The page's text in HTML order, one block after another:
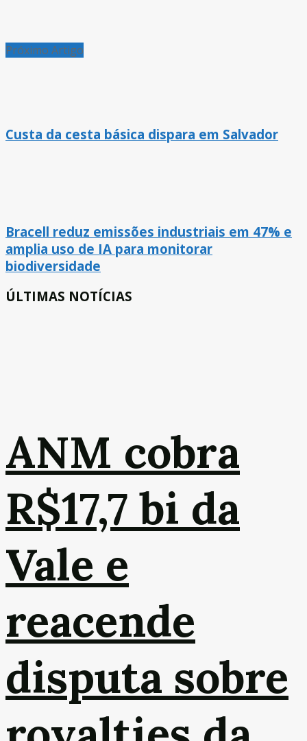
Próximo Artigo
Custa da cesta básica dispara em Salvador
Bracell reduz emissões industriais em 47% e
amplia uso de IA para monitorar
biodiversidade
ÚLTIMAS NOTÍCIAS
ANM cobra
R$17,7 bi da
Vale e
reacende
disputa sobre